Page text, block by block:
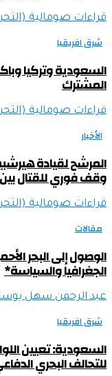
قراءات صومالية
شرق افريقيا
السعودية وتركيا
المشترك
قراءات صومالية
الأخبار
المرشح لقيادة
وقف فوري للقتال
قراءات صومالية
مقالات
الوصول إلى البحر
الجغرافيا والسياسة*
عبد الرحمن سهل
شرق افريقيا
السعودية: تعيين
للتحالف البحري